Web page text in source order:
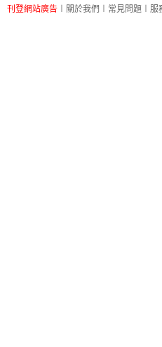
刊登網站廣告 關於我們 常見問題 服